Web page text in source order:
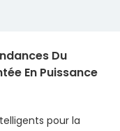
Du
En Puissance
pour la